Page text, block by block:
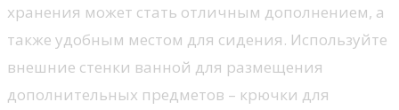
хранения может стать отличным дополнением, а
также удобным местом для сидения. Используйте
внешние стенки ванной для размещения
дополнительных предметов – крючки для